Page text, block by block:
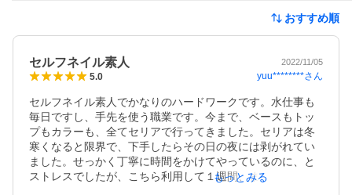
おすすめ順
セルフネイル素人 2022/11/05
5.0 yuu********さん
セルフネイル素人でかなりのハードワークです。水仕事も
毎日ですし、手先を使う職業です。今まで、ベースもトッ
プもカラーも、全てセリアで行ってきました。セリアは冬
寒くなると限界で、下手したらその日の夜には剥がれてい
ました。せっかく丁寧に時間をかけてやっているのに、と
ストレスでしたが、こちら利用して１週間、まだなんとも
もっとみる